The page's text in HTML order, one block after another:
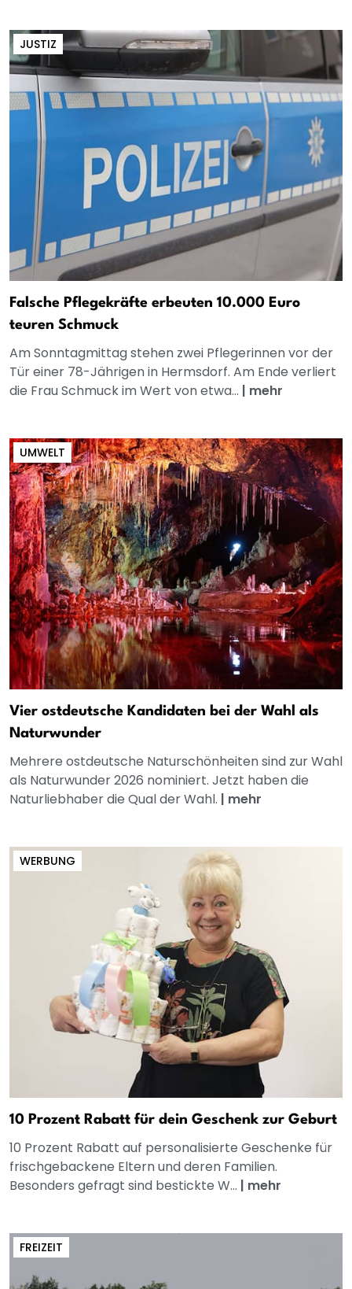
JUSTIZ
Falsche Pflegekräfte erbeuten 10.000 Euro
teuren Schmuck
Am Sonntagmittag stehen zwei Pflegerinnen vor der
Tür einer 78-Jährigen in Hermsdorf. Am Ende verliert
die Frau Schmuck im Wert von etwa... | mehr
UMWELT
Vier ostdeutsche Kandidaten bei der Wahl als
Naturwunder
Mehrere ostdeutsche Naturschönheiten sind zur Wahl
als Naturwunder 2026 nominiert. Jetzt haben die
Naturliebhaber die Qual der Wahl. | mehr
WERBUNG
10 Prozent Rabatt für dein Geschenk zur Geburt
10 Prozent Rabatt auf personalisierte Geschenke für
frischgebackene Eltern und deren Familien.
Besonders gefragt sind bestickte W... | mehr
FREIZEIT